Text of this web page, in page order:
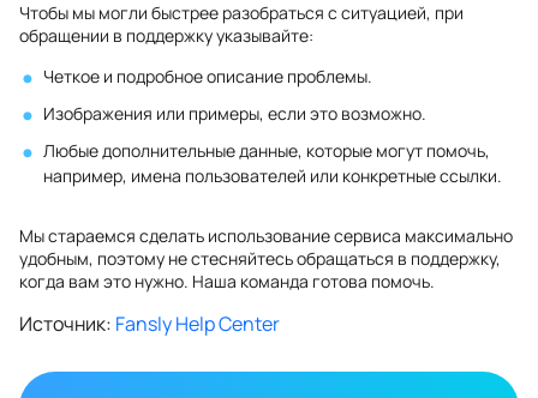
Чтобы мы могли быстрее разобраться с ситуацией, при
обращении в поддержку указывайте:
Четкое и подробное описание проблемы.
Изображения или примеры, если это возможно.
Любые дополнительные данные, которые могут помочь,
например, имена пользователей или конкретные ссылки.
Мы стараемся сделать использование сервиса максимально
удобным, поэтому не стесняйтесь обращаться в поддержку,
когда вам это нужно. Наша команда готова помочь.
Источник: Fansly Help Center